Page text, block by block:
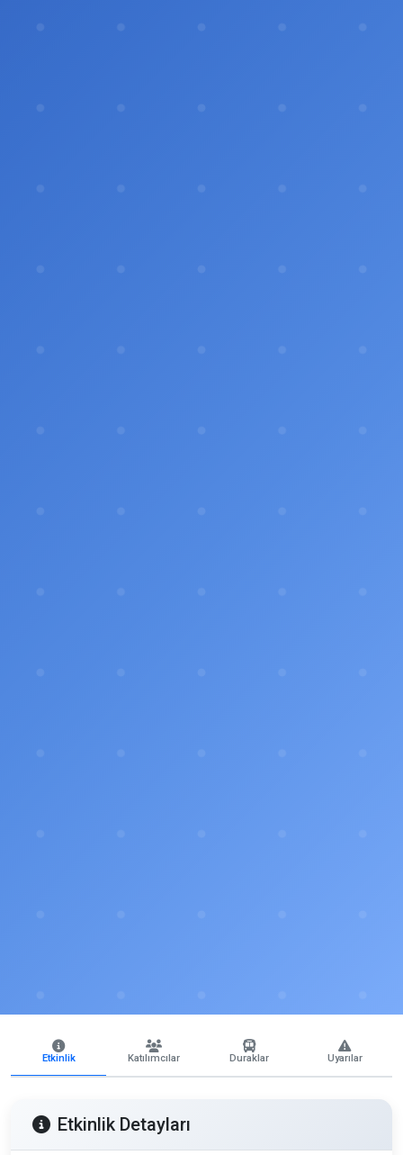
Etkinlik Katılımcılar Duraklar Uyarılar
Etkinlik Detayları